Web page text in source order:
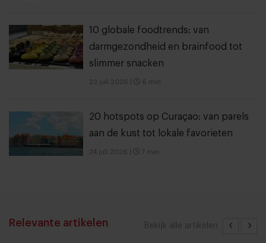
10 globale foodtrends: van
darmgezondheid en brainfood tot
slimmer snacken
23 juli 2026 6 min
20 hotspots op Curaçao: van parels
aan de kust tot lokale favorieten
24 juli 2026 7 min
Bekijk alle artikelen
Relevante artikelen